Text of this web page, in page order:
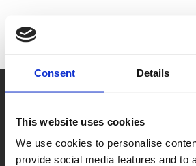
Consent Details
This website uses cookies
We use cookies to personalise
provide social media features and to